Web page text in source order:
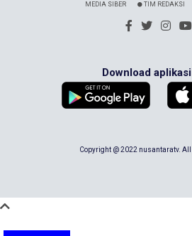
MEDIA SIBER TIM REDAKSI
Download
Copyright @ 2022 nusantaratv.